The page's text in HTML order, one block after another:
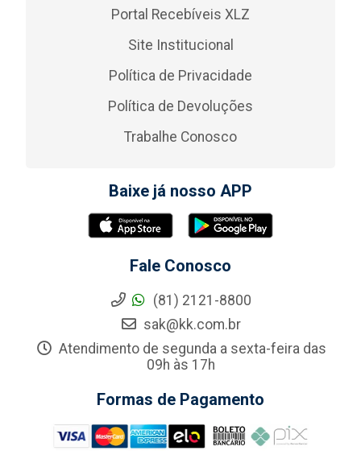
Portal Recebíveis XLZ
Site Institucional
Política de Privacidade
Política de Devoluções
Trabalhe Conosco
Baixe já nosso APP
Fale Conosco
(81) 2121-8800
sak@kk.com.br
Atendimento de segunda a sexta-feira das
09h às 17h
Formas de Pagamento